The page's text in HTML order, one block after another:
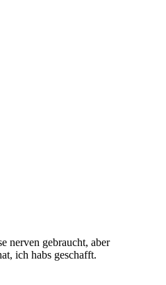
nerven gebraucht, aber
ich habs geschafft.